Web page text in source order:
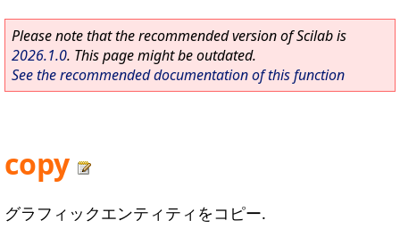
Please note that the recommended version of Scilab is
2026.1.0. This page might be outdated.
See the recommended documentation of this function
copy
グラフィックエンティティをコピー.